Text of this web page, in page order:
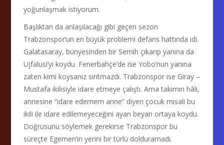
yoğunlaşmak istiyorum.
Başlıktan da anlaşılacağı gibi geçen sezon
Trabzonspor’un en büyük problemi defans hattında idi.
Galatasaray, bünyesinden bir Semih çıkarıp yanına da
Ujfalusi’yi koydu. Fenerbahçe’de ise Yobo’nun yanına
zaten kimi koysanız sırıtmazdı. Trabzonspor ise Giray –
Mustafa ikilisiyle idare etmeye çalıştı. Ama takımın hâli,
annesine “idare edemem anne” diyen çocuk misali bu
ikili ile idare edilemeyeceğini ayan beyan ortaya koydu.
Doğrusunu söylemek gerekirse Trabzonspor bu
süreçte Egemen’in yerini bir türlü dolduramadı.